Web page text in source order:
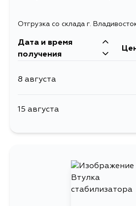
30 августа
3 сентября
Отгрузка со склада г.
Дата и время
получения
8 августа
15 августа